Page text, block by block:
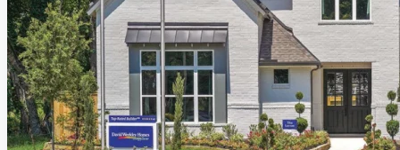
Construcción
Somos especialistas en construir y
desarrollar proyectos residenciales.
SABER MÁS